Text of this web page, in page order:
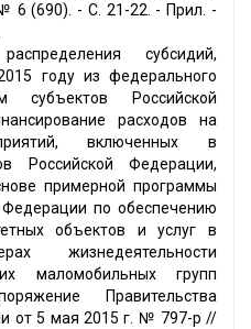
6 (690). - С. 21-22. - Прил. -
субсидий,
году из федерального
субъектов Российской
расходов на
включенных в
Российской Федерации,
примерной программы
Федерации по обеспечению
объектов и услуг в
жизнедеятельности
маломобильных групп
Правительства
от 5 мая 2015 г. № 797-р //